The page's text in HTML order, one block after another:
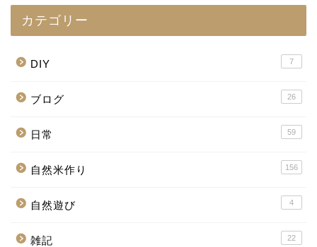
カテゴリー
DIY 7
ブログ 26
日常 59
自然米作り 156
自然遊び 4
雑記 22